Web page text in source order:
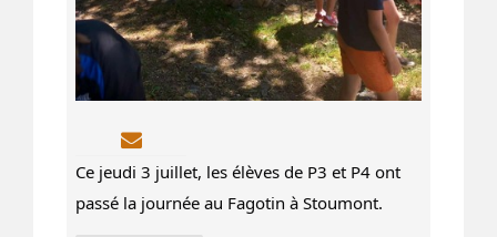
Ce jeudi 3 juillet, les élèves de P3 et P4 ont
passé la journée au Fagotin à Stoumont.